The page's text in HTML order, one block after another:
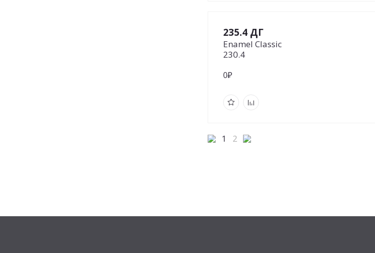
235.4 ДГ
Enamel Classic
230.4
0₽
1 2